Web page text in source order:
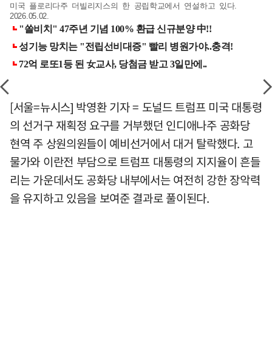
미국 플로리다주 더빌리지스의 한 공립학교에서 연설하고 있다.
2026.05.02.
[서울=뉴시스] 박영환 기자 = 도널드 트럼프 미국 대통령
의 선거구 재획정 요구를 거부했던 인디애나주 공화당
현역 주 상원의원들이 예비선거에서 대거 탈락했다. 고
물가와 이란전 부담으로 트럼프 대통령의 지지율이 흔들
리는 가운데서도 공화당 내부에서는 여전히 강한 장악력
을 유지하고 있음을 보여준 결과로 풀이된다.